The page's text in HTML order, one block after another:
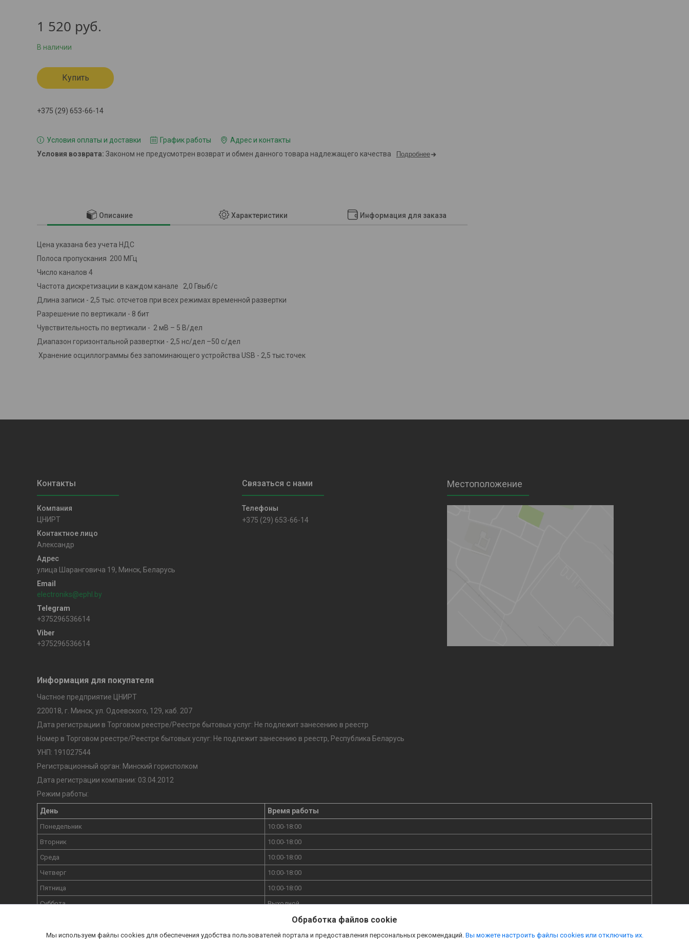
1 520 руб.
В наличии
Купить
+375 (29) 653-66-14
Условия оплаты и доставки График работы
Адрес и контакты
Законом не предусмотрен возврат и обмен данного товара надлежащего качества
Подробнее
Описание Характеристики Информация для заказа
Цена указана без учета НДС
Полоса пропускания 200 МГц
Число каналов 4
Частота дискретизации в каждом канале 2,0 Гвыб/с
Длина записи - 2,5 тыс. отсчетов при всех режимах временной развертки
Разрешение по вертикали - 8 бит
Чувствительность по вертикали - 2 мВ – 5 В/дел
Диапазон горизонтальной развертки - 2,5 нс/дел –50 с/дел
Хранение осциллограммы без запоминающего устройства USB - 2,5 тыс.точек
ЦНИРТ
Александр
улица Шаранговича 19, Минск, Беларусь
electroniks@ephl.by
+375296536614
+375296536614
+375 (29) 653-66-14
Информация для покупателя
Частное предприятие ЦНИРТ
220018, г. Минск, ул. Одоевского, 129, каб. 207
Дата регистрации в Торговом реестре/Реестре бытовых услуг: Не подлежит занесению в реестр
Номер в Торговом реестре/Реестре бытовых услуг: Не подлежит занесению в реестр, Республика Беларусь
УНП: 191027544
Регистрационный орган: Минский горисполком
Дата регистрации компании: 03.04.2012
Режим работы:
День Время работы
Понедельник
10:00-18:00
Вторник
10:00-18:00
Среда
10:00-18:00
Четверг
10:00-18:00
Пятница
10:00-18:00
Суббота
Выходной
ВыходнойОбработка файлов cookie
Мы используем файлы cookies для обеспечения удобства пользователей портала и предоставления персональных рекомендаций. Вы можете настроить файлы cookies или отключить их.